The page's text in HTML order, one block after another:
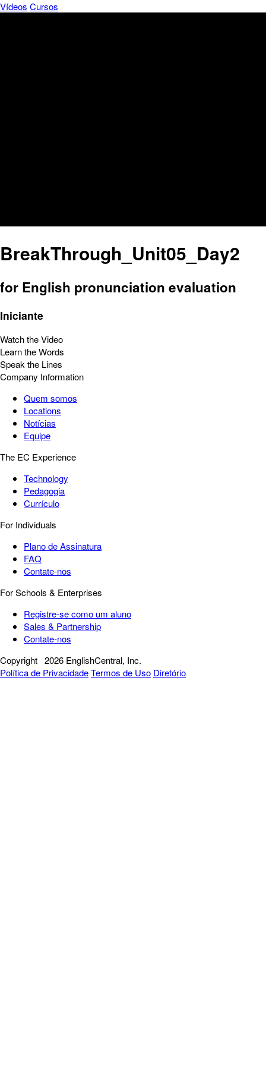
Vídeos Cursos
BreakThrough_Unit05_Day2
for English pronunciation evaluation
Iniciante
Watch the Video
Learn the Words
Speak the Lines
Company Information
Quem somos
Locations
Notícias
Equipe
The EC Experience
Technology
Pedagogia
Currículo
For Individuals
Plano de Assinatura
FAQ
Contate-nos
For Schools & Enterprises
Registre-se como um aluno
Sales & Partnership
Contate-nos
Copyright 2026 EnglishCentral, Inc.
Política de PrivacidadeTermos de Uso Diretório